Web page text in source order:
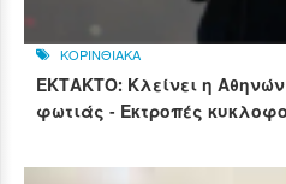
ΚΟΡΙΝΘΙΑΚΑ
ΕΚΤΑΚΤΟ: Κλείνει η
φωτιάς - Εκτροπές